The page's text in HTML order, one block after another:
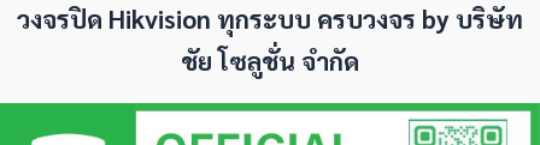
วงจรปิด Hikvision ทุกระบบ ครบวงจร by บริษัท
ชัย โซลูชั่น จำกัด